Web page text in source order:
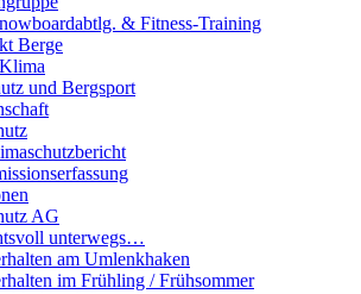
& Fitness-Training
Berge
und Bergsport
AG
unterwegs…
am Umlenkhaken
im Frühling / Frühsommer